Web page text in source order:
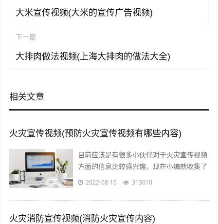
大米宣传视频(大米的宣传广告视频)
下一篇
大排肉做法视频(上海大排肉的做法大全)
相关文章
火灾宣传视频(预防火灾宣传视频有哪些内容)
目前应该是有很多小伙伴对于火灾宣传视频
方面的信息比较感兴趣，现在小编就收集了
一些与预防火灾宣传视频有哪些内容相关的
2022-08-16 313610
火灾消防宣传视频(消防火灾宣传内容)